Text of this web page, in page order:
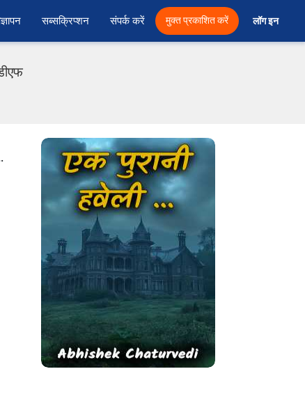
सब्सक्रिप्शन संपर्क करें मुक्त प्रकाशित करें लॉग इन